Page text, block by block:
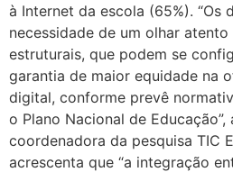
à Internet da escola (65%). “Os
necessidade de um olhar
estruturais, que podem se
garantia de maior equidade na
digital, conforme prevê
o Plano Nacional de
coordenadora da pesquisa TIC
acrescenta que “a integração